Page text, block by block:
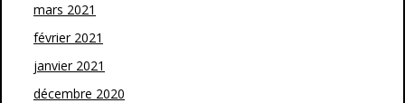
mars 2021
février 2021
janvier 2021
décembre 2020